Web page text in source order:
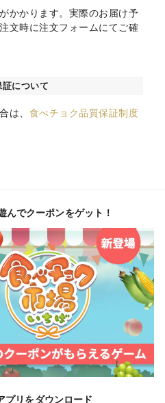
かかります。実際のお届け予
文時に注文フォームにてご確
証について
は、 食べチョク品質保証制度
んでクーポンをゲット！
リをダウンロード